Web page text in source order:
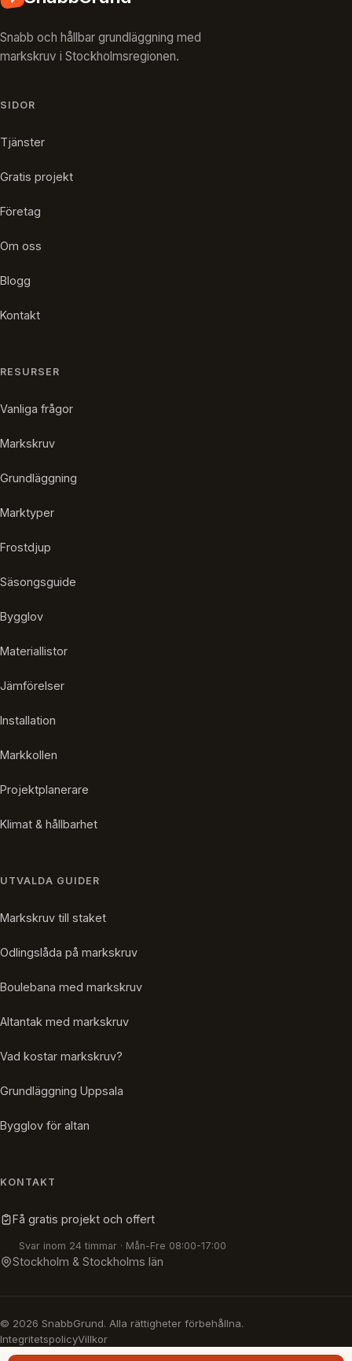
Snabb och hållbar grundläggning med
markskruv i Stockholmsregionen.
SIDOR
Tjänster
Gratis projekt
Företag
Om oss
Blogg
Kontakt
RESURSER
Vanliga frågor
Markskruv
Grundläggning
Marktyper
Frostdjup
Säsongsguide
Bygglov
Materiallistor
Jämförelser
Installation
Markkollen
Projektplanerare
Klimat & hållbarhet
UTVALDA GUIDER
Markskruv till staket
Odlingslåda på markskruv
Boulebana med markskruv
Altantak med markskruv
Vad kostar markskruv?
Grundläggning Uppsala
Bygglov för altan
KONTAKT
Få gratis projekt och offert
Svar inom 24 timmar · Mån-Fre 08:00-17:00
Stockholm & Stockholms län
© 2026 SnabbGrund. Alla rättigheter förbehållna.
IntegritetspolicyVillkor